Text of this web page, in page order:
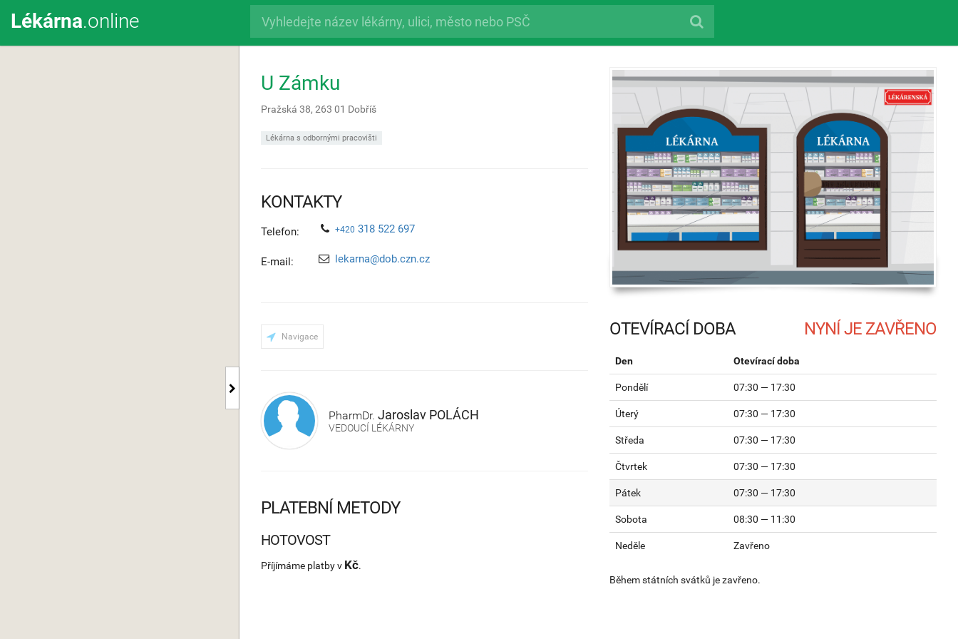
Lékárna.online
U Zámku
Pražská 38, 263 01 Dobříš
Lékárna s odbornými pracovišti
KONTAKTY
Telefon: +420 318 522 697
E-mail: lekarna@dob.czn.cz
Navigace
PharmDr. Jaroslav POLÁCH
VEDOUCÍ LÉKÁRNY
OTEVÍRACÍ DOBA
Den Otevírací doba
Pondělí 07:30 — 17:30
Úterý 07:30 — 17:30
Středa 07:30 — 17:30
Čtvrtek 07:30 — 17:30
Pátek 07:30 — 17:30
Sobota 08:30 — 11:30
Neděle Zavřeno
Během státních svátků je zavřeno.
PLATEBNÍ METODY
HOTOVOST
Příjímáme platby v Kč.